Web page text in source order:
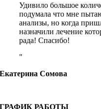
Удивило большое
подумала что мне
анализы, но когда
назначили лечение
рада! Спасибо!
Екатерина Сомова
ГРАФИК РАБОТЫ